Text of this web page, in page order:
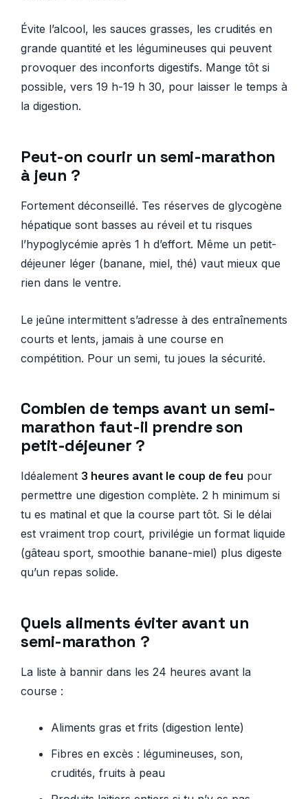
Évite l’alcool, les sauces grasses, les crudités en
grande quantité et les légumineuses qui peuvent
provoquer des inconforts digestifs. Mange tôt si
possible, vers 19 h-19 h 30, pour laisser le temps à
la digestion.
Peut-on courir un semi-marathon
à jeun ?
Fortement déconseillé. Tes réserves de glycogène
hépatique sont basses au réveil et tu risques
l’hypoglycémie après 1 h d’effort. Même un petit-
déjeuner léger (banane, miel, thé) vaut mieux que
rien dans le ventre.
Le jeûne intermittent s’adresse à des entraînements
courts et lents, jamais à une course en
compétition. Pour un semi, tu joues la sécurité.
Combien de temps avant un semi-
marathon faut-il prendre son
petit-déjeuner ?
Idéalement 3 heures avant le coup de feu pour
permettre une digestion complète. 2 h minimum si
tu es matinal et que la course part tôt. Si le délai
est vraiment trop court, privilégie un format liquide
(gâteau sport, smoothie banane-miel) plus digeste
qu’un repas solide.
Quels aliments éviter avant un
semi-marathon ?
La liste à bannir dans les 24 heures avant la
course :
Aliments gras et frits (digestion lente)
Fibres en excès : légumineuses, son,
crudités, fruits à peau